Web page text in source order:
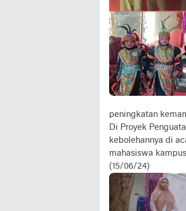
peningkatan
Di Proyek
kebolehannya di
mahasiswa
(15/06/24)